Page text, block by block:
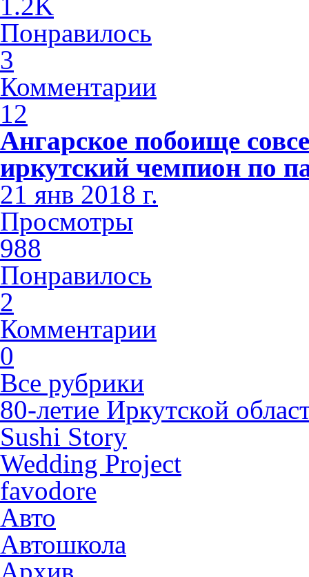
Понравилось
3
Комментарии
12
Ангарское побоище
иркутский чемпион по
21 янв 2018 г.
Просмотры
988
Понравилось
2
Комментарии
0
Все рубрики
80-летие Иркутской
Sushi Story
Wedding Project
favodore
Авто
Автошкола